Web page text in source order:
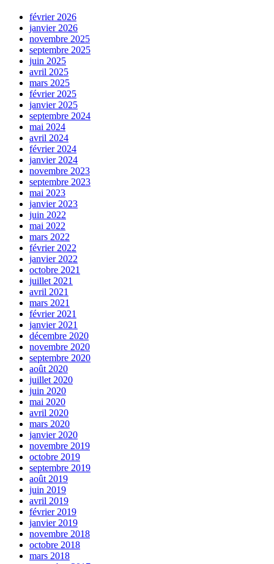
février 2026
janvier 2026
novembre 2025
septembre 2025
juin 2025
avril 2025
mars 2025
février 2025
janvier 2025
septembre 2024
mai 2024
avril 2024
février 2024
janvier 2024
novembre 2023
septembre 2023
mai 2023
janvier 2023
juin 2022
mai 2022
mars 2022
février 2022
janvier 2022
octobre 2021
juillet 2021
avril 2021
mars 2021
février 2021
janvier 2021
décembre 2020
novembre 2020
septembre 2020
août 2020
juillet 2020
juin 2020
mai 2020
avril 2020
mars 2020
janvier 2020
novembre 2019
octobre 2019
septembre 2019
août 2019
juin 2019
avril 2019
février 2019
janvier 2019
novembre 2018
octobre 2018
mars 2018